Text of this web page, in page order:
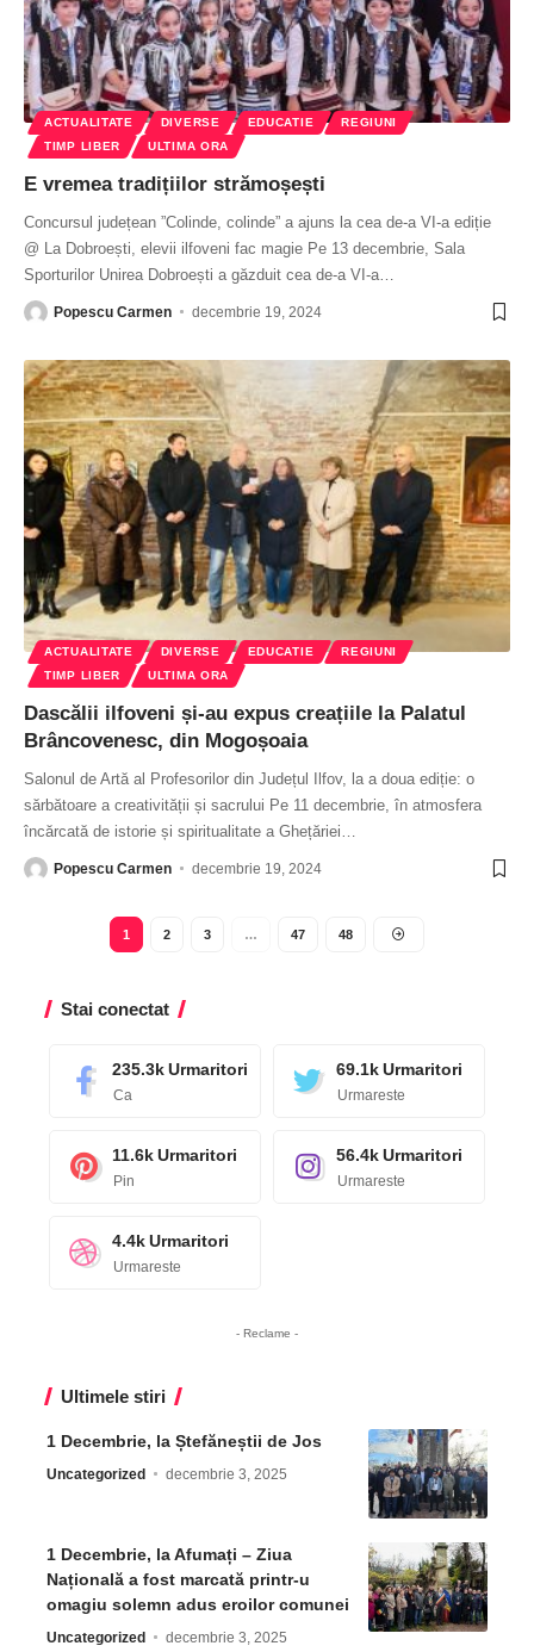
ACTUALITATE DIVERSE EDUCATIE
REGIUNI
TIMP LIBER
ULTIMA ORA
E vremea tradițiilor strămoșești
Concursul județean ”Colinde, colinde” a ajuns la cea de-a VI-a ediție
@ La Dobroești, elevii ilfoveni fac magie Pe 13 decembrie, Sala
Sporturilor Unirea Dobroești a găzduit cea de-a VI-a
Popescu Carmen decembrie 19, 2024
ACTUALITATE DIVERSE EDUCATIE
REGIUNI
TIMP LIBER
ULTIMA ORA
Dascălii ilfoveni și-au expus creațiile la Palatul
Brâncovenesc, din Mogoșoaia
Salonul de Artă al Profesorilor din Județul Ilfov, la a doua ediție: o
sărbătoare a creativității și sacrului Pe 11 decembrie, în atmosfera
încărcată de istorie și spiritualitate a Ghețăriei
Popescu Carmen decembrie 19, 2024
1 2 3 … 47 48
Stai conectat
235.3k Urmaritori
Ca
69.1k Urmaritori
Urmareste
11.6k Urmaritori
Pin
56.4k Urmaritori
Urmareste
4.4k Urmaritori
Urmareste
- Reclame -
Ultimele stiri
1 Decembrie, la Ștefăneștii de Jos
Uncategorized decembrie 3, 2025
1 Decembrie, la Afumați – Ziua
Națională a fost marcată printr-u
omagiu solemn adus eroilor comunei
Uncategorized decembrie 3, 2025